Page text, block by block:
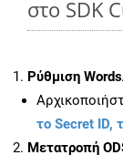
στο SDK
Ρύθμιση
το Secret ID,
Μετατροπή